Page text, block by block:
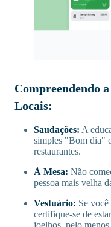
Compreendendo
Locais:
Saudações: A
simples "Bom dia"
restaurantes.
À Mesa: Não
pessoa mais velha
Vestuário: Se
certifique-se de
joelhos, pelo menos.